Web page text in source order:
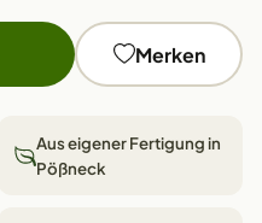
Merken
Aus eigener Fertigung in
Pößneck